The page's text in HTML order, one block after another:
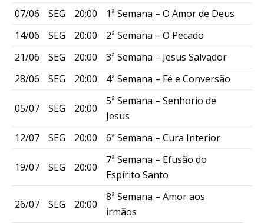
07/06
SEG 20:00
1ª Semana – O Amor de Deus
14/06
SEG 20:00
2ª Semana – O Pecado
21/06
SEG 20:00
3ª Semana – Jesus Salvador
28/06
SEG 20:00 4ª Semana – Fé e Conversão
05/07 SEG 20:00
5ª Semana – Senhorio de
Jesus
12/07
SEG 20:00 6ª Semana – Cura Interior
19/07 SEG 20:00
7ª Semana – Efusão do
Espírito Santo
26/07 SEG 20:00
8ª Semana – Amor aos
irmãos